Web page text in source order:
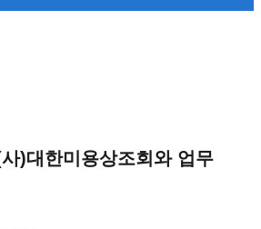
)대한미용상조회와 업무